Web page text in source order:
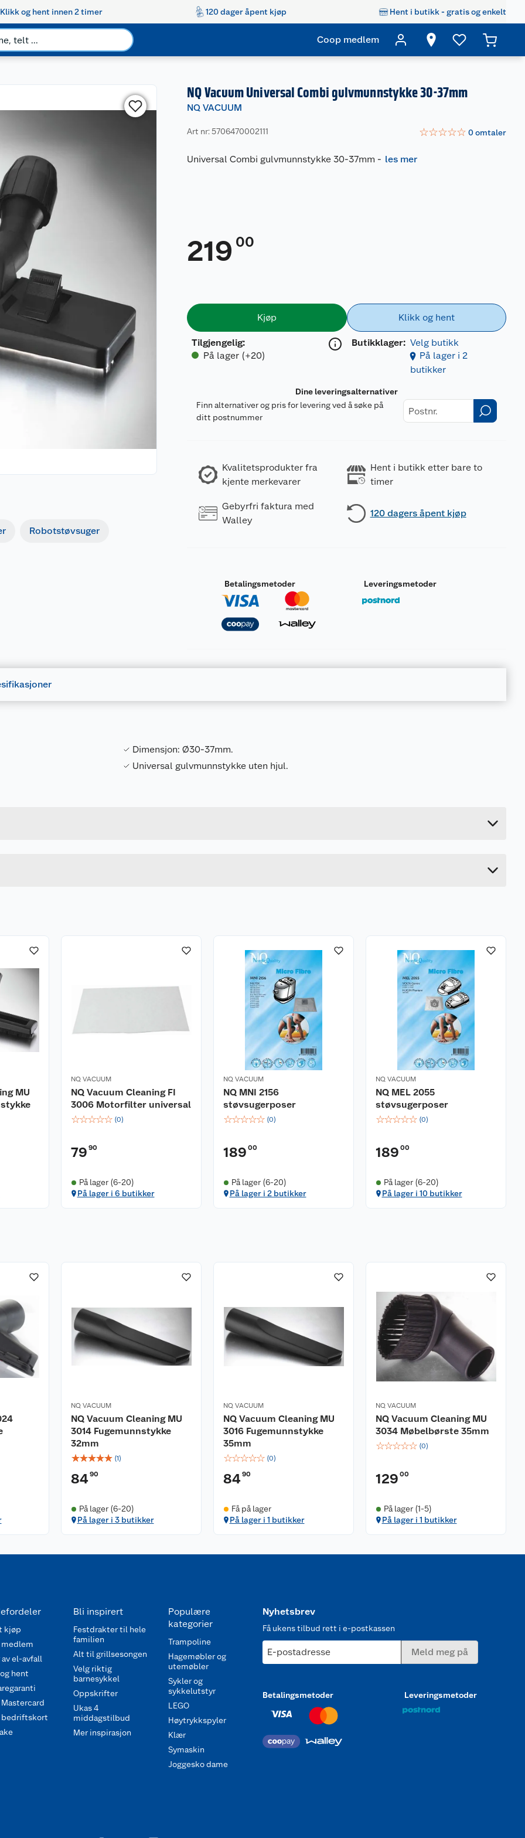
Klikk og hent innen 2 timer 120 dager åpent kjøp Hent i butikk - gratis og enkelt
Coop medlem
Robotstøvsuger
NQ Vacuum Universal Combi gulvmunnstykke 30-37mm
NQ VACUUM
Art nr: 5706470002111 ☆☆☆☆☆ 0omtaler
Universal Combi gulvmunnstykke 30-37mm - les mer
219 00
Kjøp
Tilgjengelig:
På lager (+20)
Klikk og hent
Butikklager: Velg butikk
På lager i 2
butikker
Dine leveringsalternativer
Finn alternativer og pris for levering ved å søke på
ditt postnummer
Kvalitetsprodukter fra
kjente merkevarer
Hent i butikk etter bare to
timer
Gebyrfri faktura med
Walley
120 dagers åpent kjøp
Betalingsmetoder Leveringsmetoder
Dimensjon: Ø30-37mm.
Universal gulvmunnstykke uten hjul.
MU
NQ VACUUM
NQ Vacuum Cleaning FI
3006 Motorfilter universal
☆☆☆☆☆ (0)
79 90
På lager (6-20)
På lager i 6 butikker
NQ VACUUM
NQ MNI 2156
støvsugerposer
☆☆☆☆☆ (0)
189 00
På lager (6-20)
På lager i 2 butikker
NQ VACUUM
NQ MEL 2055
støvsugerposer
☆☆☆☆☆ (0)
189 00
På lager (6-20)
På lager i 10 butikker
NQ VACUUM
NQ Vacuum Cleaning MU
3014 Fugemunnstykke
32mm
☆☆☆☆☆ (1)
8490
På lager (6-20)
På lager i 3 butikker
NQ VACUUM
NQ Vacuum Cleaning MU
3016 Fugemunnstykke
35mm
☆☆☆☆☆ (0)
8490
Få på lager
På lager i 1 butikker
NQ VACUUM
NQ Vacuum Cleaning MU
3034 Møbelbørste 35mm
☆☆☆☆☆ (0)
129 00
På lager (1-5)
På lager i 1 butikker
kjøp
medlem
av el-avfall
hent
bedriftskort
Bli inspirert
Festdrakter til hele
familien
Alt til grillsesongen
Velg riktig
barnesykkel
Oppskrifter
Ukas 4
middagstilbud
Mer inspirasjon
Populære
kategorier
Trampoline
Hagemøbler og
utemøbler
Sykler og
sykkelutstyr
LEGO
Høytrykkspyler
Klær
Symaskin
Joggesko dame
Nyhetsbrev
Få ukens tilbud rett i e-postkassen
E-postadresse Meld meg på
Betalingsmetoder Leveringsmetoder